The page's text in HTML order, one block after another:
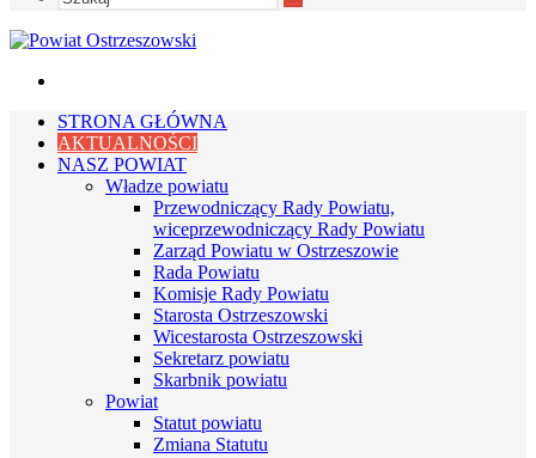
Szukaj
STRONA GŁÓWNA
AKTUALNOŚCI
NASZ POWIAT
Władze powiatu
Przewodniczący Rady Powiatu,
wiceprzewodniczący Rady Powiatu
Zarząd Powiatu w Ostrzeszowie
Rada Powiatu
Komisje Rady Powiatu
Starosta Ostrzeszowski
Wicestarosta Ostrzeszowski
Sekretarz powiatu
Skarbnik powiatu
Powiat
Statut powiatu
Zmiana Statutu